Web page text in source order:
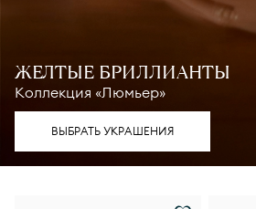
ЖЕЛТЫЕ БРИЛЛИАНТЫ
Коллекция «Люмьер»
ВЫБРАТЬ УКРАШЕНИЯ